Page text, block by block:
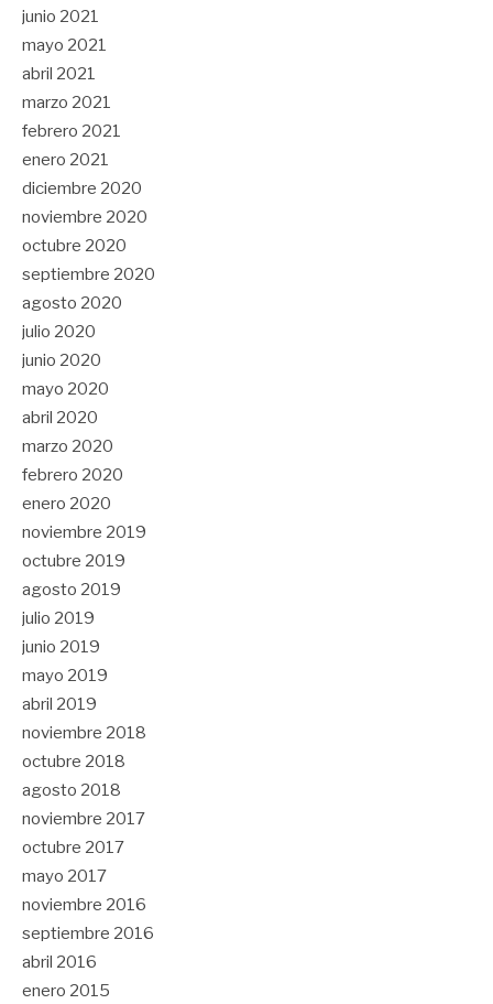
junio 2021
mayo 2021
abril 2021
marzo 2021
febrero 2021
enero 2021
diciembre 2020
noviembre 2020
octubre 2020
septiembre 2020
agosto 2020
julio 2020
junio 2020
mayo 2020
abril 2020
marzo 2020
febrero 2020
enero 2020
noviembre 2019
octubre 2019
agosto 2019
julio 2019
junio 2019
mayo 2019
abril 2019
noviembre 2018
octubre 2018
agosto 2018
noviembre 2017
octubre 2017
mayo 2017
noviembre 2016
septiembre 2016
abril 2016
enero 2015